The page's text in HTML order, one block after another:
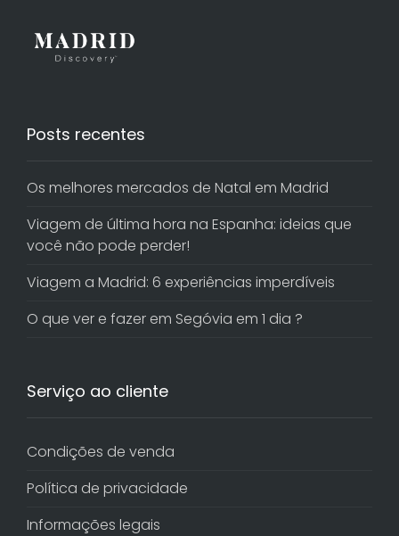
Posts recentes
Os melhores mercados de Natal em Madrid
Viagem de última hora na Espanha: ideias que
você não pode perder!
Viagem a Madrid: 6 experiências imperdíveis
O que ver e fazer em Segóvia em 1 dia ?
Serviço ao cliente
Condições de venda
Política de privacidade
Informações legais